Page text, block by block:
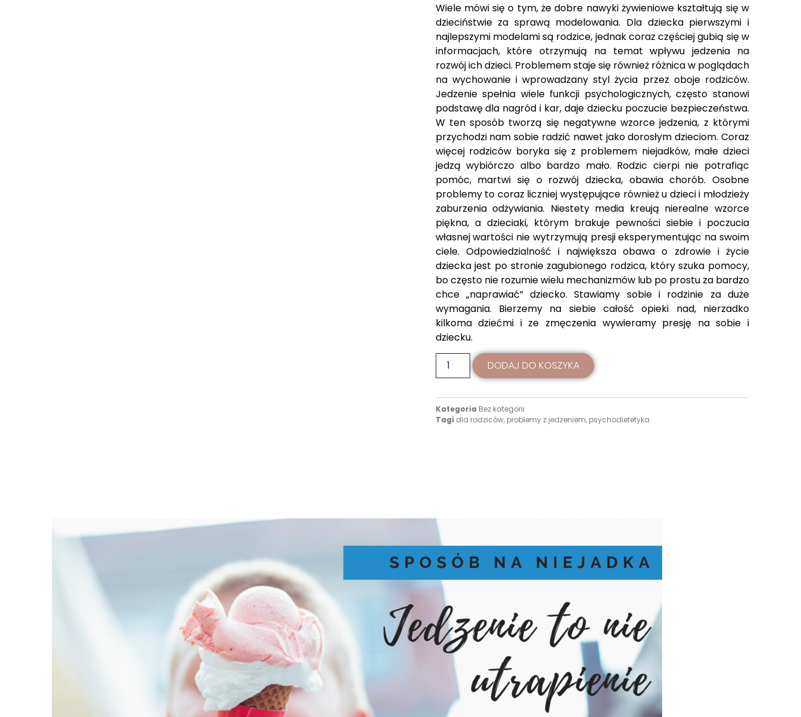
Wiele mówi się o tym, że dobre nawyki żywieniowe kształtują się w
dzieciństwie za sprawą modelowania. Dla dziecka pierwszymi i
najlepszymi modelami są rodzice, jednak coraz częściej gubią się w
informacjach, które otrzymują na temat wpływu jedzenia na
rozwój ich dzieci. Problemem staje się również różnica w poglądach
na wychowanie i wprowadzany styl życia przez oboje rodziców.
Jedzenie spełnia wiele funkcji psychologicznych, często stanowi
podstawę dla nagród i kar, daje dziecku poczucie bezpieczeństwa.
W ten sposób tworzą się negatywne wzorce jedzenia, z którymi
przychodzi nam sobie radzić nawet jako dorosłym dzieciom. Coraz
więcej rodziców boryka się z problemem niejadków, małe dzieci
jedzą wybiórczo albo bardzo mało. Rodzic cierpi nie potrafiąc
pomóc, martwi się o rozwój dziecka, obawia chorób. Osobne
problemy to coraz liczniej występujące również u dzieci i młodzieży
zaburzenia odżywiania. Niestety media kreują nierealne wzorce
piękna, a dzieciaki, którym brakuje pewności siebie i poczucia
własnej wartości nie wytrzymują presji eksperymentując na swoim
ciele. Odpowiedzialność i największa obawa o zdrowie i życie
dziecka jest po stronie zagubionego rodzica, który szuka pomocy,
bo często nie rozumie wielu mechanizmów lub po prostu za bardzo
chce „naprawiać” dziecko. Stawiamy sobie i rodzinie za duże
wymagania. Bierzemy na siebie całość opieki nad, nierzadko
kilkoma dziećmi i ze zmęczenia wywieramy presję na sobie i
dziecku.
DODAJ DO KOSZYKA
Kategoria Bez kategorii
Tagi dla rodziców, problemy z jedzeniem, psychodietetyka